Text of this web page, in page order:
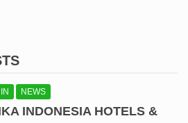
NEWS
INDONESIA HOTELS &